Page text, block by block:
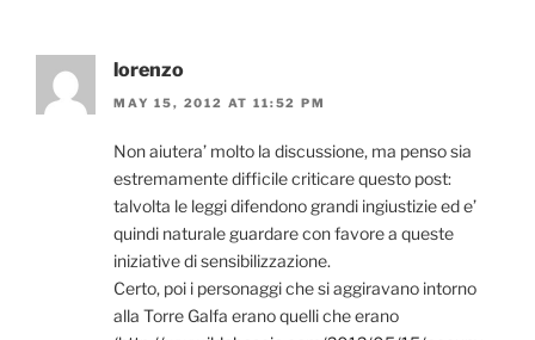
lorenzo
MAY 15, 2012 AT 11:52 PM
Non aiutera’ molto la discussione, ma penso sia
estremamente difficile criticare questo post:
talvolta le leggi difendono grandi ingiustizie ed e’
quindi naturale guardare con favore a queste
iniziative di sensibilizzazione.
Certo, poi i personaggi che si aggiravano intorno
alla Torre Galfa erano quelli che erano